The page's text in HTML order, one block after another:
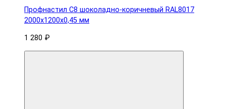
Профнастил С8 шоколадно-коричневый RAL8017
2000х1200х0,45 мм
1 280 ₽